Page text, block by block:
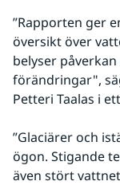
”Rapporten ger
översikt över
belyser
förändringar",
Petteri Taalas i
”Glaciärer och
ögon. Stigande
även stört